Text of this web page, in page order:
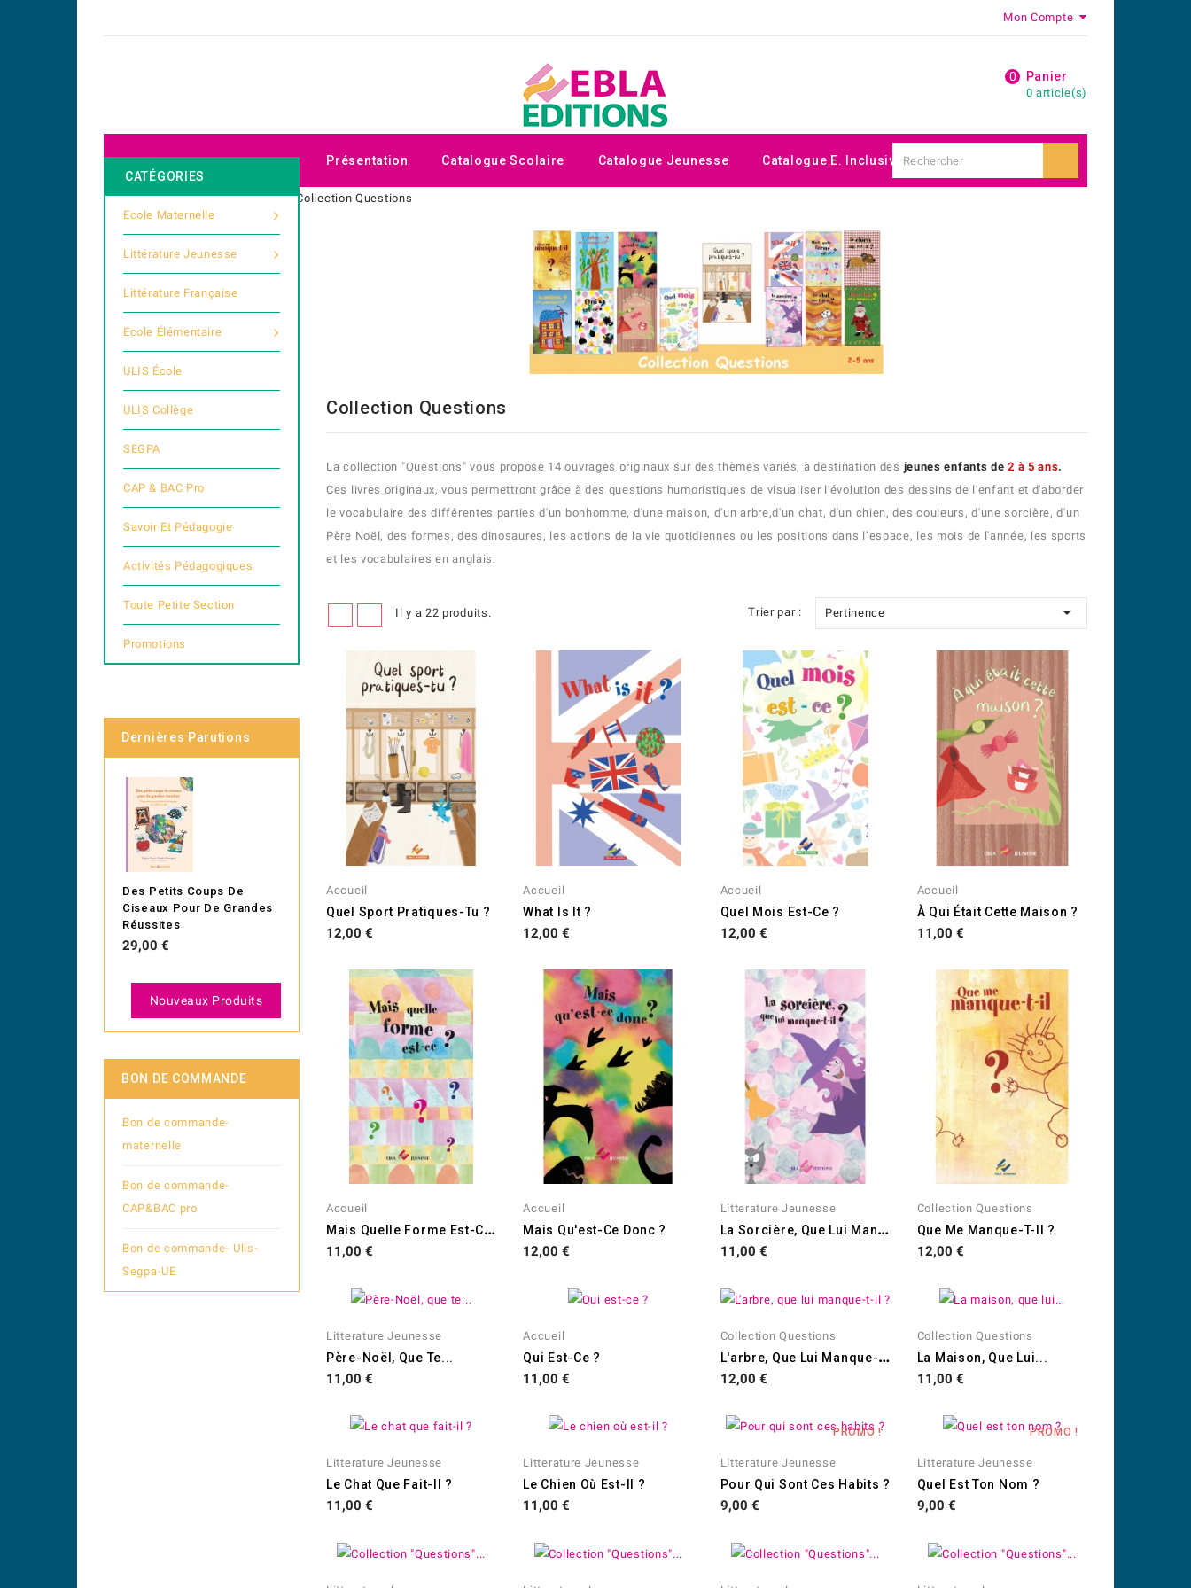
Mon Compte
Panier
0 article(s)
0
Présentation Catalogue Scolaire Catalogue Jeunesse Catalogue E. Inclusive
Accueil Littérature jeunesse Collection Questions
CATÉGORIES
Ecole Maternelle
Littérature Jeunesse
Littérature Française
Ecole Élémentaire
ULIS École
ULIS Collège
SEGPA
CAP & BAC Pro
Savoir Et Pédagogie
Activités Pédagogiques
Toute Petite Section
Promotions
Dernières Parutions
Des Petits Coups De
Ciseaux Pour De Grandes
Réussites
Prix
29,00 €
Nouveaux Produits
BON DE COMMANDE
Bon de commande-
maternelle
Bon de commande-
CAP&BAC pro
Bon de commande- Ulis-
Segpa-UE
Collection Questions
La collection "Questions" vous propose 14 ouvrages originaux sur des thèmes variés, à destination des jeunes enfants de2 à 5 ans.
Ces livres originaux, vous permettront grâce à des questions humoristiques de visualiser l'évolution des dessins de l'enfant et d'aborder
le vocabulaire des différentes parties d'un bonhomme, d'une maison, d'un arbre,d'un chat, d'un chien, des couleurs, d'une sorcière, d'un
Père Noël, des formes, des dinosaures, les actions de la vie quotidiennes ou les positions dans l’espace, les mois de l'année, les sports
et les vocabulaires en anglais.
Il y a 22 produits. Trier par : Pertinence 
Accueil
Quel Sport Pratiques-Tu ?
Prix
12,00 €
Accueil
What Is It ?
Prix
12,00 €
Accueil
Quel Mois Est-Ce ?
Prix
12,00 €
Accueil
À Qui Était Cette Maison ?
Prix
11,00 €
Accueil
M
Ais Quelle Forme Est-Ce ?
Prix
11,00 €
Accueil
Mais Qu'est-Ce Donc ?
Prix
12,00 €
Litterature Jeunesse
L
A Sorcière, Que Lui Manque...
Prix
11,00 €
Collection Questions
Que Me Manque-T-Il ?
Prix
12,00 €
Litterature Jeunesse
Père-Noël, Que Te...
Prix
11,00 €
Accueil
Qui Est-Ce ?
Prix
11,00 €
Collection Questions
L
'arbre, Que Lui Manque-T-Il ?
Prix
12,00 €
Collection Questions
La Maison, Que Lui...
Prix
11,00 €
Litterature Jeunesse
Le Chat Que Fait-Il ?
Prix
11,00 €
Litterature Jeunesse
Le Chien Où Est-Il ?
Prix
11,00 €
PROMO !
Litterature Jeunesse
Pour Qui Sont Ces Habits ?
Prix
9,00 €
PROMO !
Litterature Jeunesse
Quel Est Ton Nom ?
Prix
9,00 €